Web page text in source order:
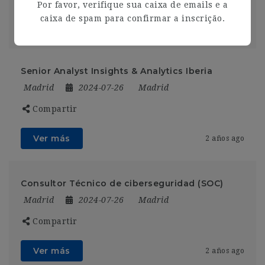
2 años ago
Senior Analyst Insights & Analytics Iberia
Madrid 2024-07-26 Madrid
Compartir
Ver más 2 años ago
Consultor Técnico de ciberseguridad (SOC)
Madrid 2024-07-26 Madrid
Compartir
Ver más 2 años ago
Por favor, verifique sua caixa de emails e a
caixa de spam para confirmar a inscrição.